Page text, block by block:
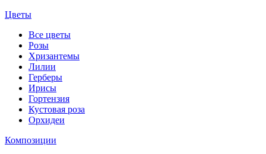
Цветы
Все цветы
Розы
Хризантемы
Лилии
Герберы
Ирисы
Гортензия
Кустовая роза
Орхидеи
Композиции